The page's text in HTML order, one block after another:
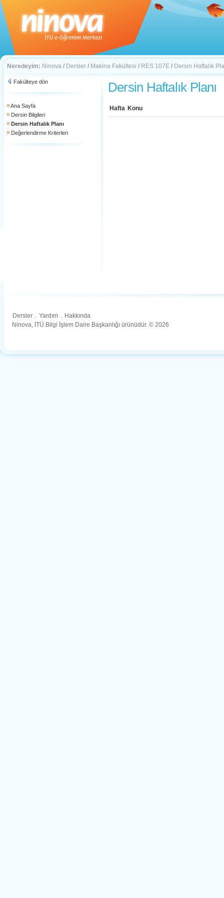
Neredeyim: Ninova / Dersler / Makina Fakültesi / RES 107E / Dersin Haftalık
Fakülteye dön
Ana Sayfa
Dersin Bilgileri
Dersin Haftalık Planı
Değerlendirme Kriterleri
Dersin Haftalık Planı
Hafta Konu
Dersler . Yardım . Hakkında
Ninova, İTÜ Bilgi İşlem Daire Başkanlığı ürünüdür. © 2026